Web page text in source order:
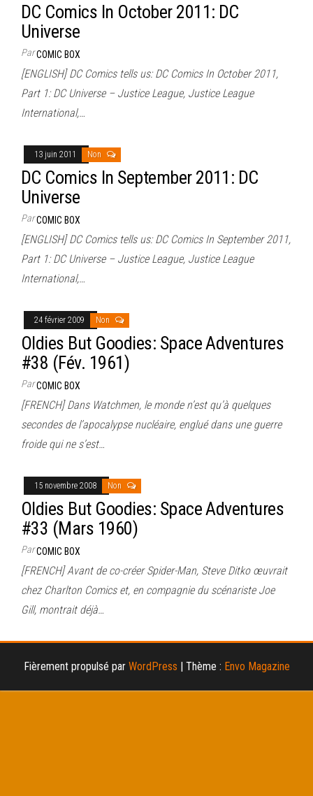
DC Comics In October 2011: DC
Universe
ParCOMIC BOX
[ENGLISH] DC Comics tells us: DC Comics In October 2011,
Part 1: DC Universe – Justice League, Justice League
International,…
13 juin 2011 Non
DC Comics In September 2011: DC
Universe
ParCOMIC BOX
[ENGLISH] DC Comics tells us: DC Comics In September 2011,
Part 1: DC Universe – Justice League, Justice League
International,…
24 février 2009 Non
Oldies But Goodies: Space Adventures
#38 (Fév. 1961)
ParCOMIC BOX
[FRENCH] Dans Watchmen, le monde n’est qu’à quelques
secondes de l’apocalypse nucléaire, englué dans une guerre
froide qui ne s’est…
15 novembre 2008 Non
Oldies But Goodies: Space Adventures
#33 (Mars 1960)
ParCOMIC BOX
[FRENCH] Avant de co-créer Spider-Man, Steve Ditko œuvrait
chez Charlton Comics et, en compagnie du scénariste Joe
Gill, montrait déjà…
Fièrement propulsé par WordPress | Thème : Envo Magazine